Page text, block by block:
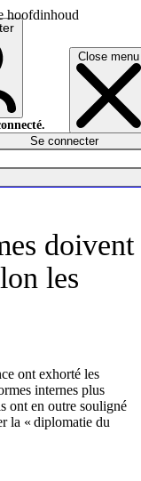
hoofdinhoud
Close menu
Se connecter
doivent
les
ont exhorté les
internes plus
ont en outre souligné
la « diplomatie du